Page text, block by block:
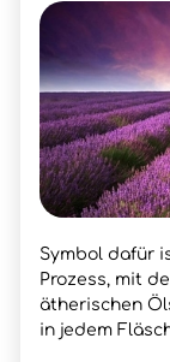
Symbol dafür
Prozess, mit
ätherischen
in jedem